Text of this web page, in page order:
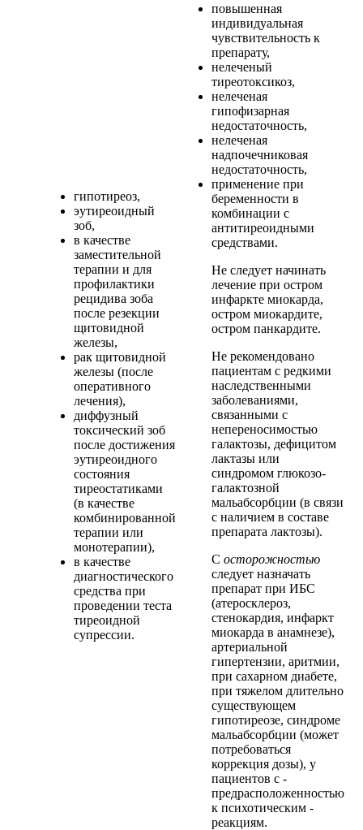
гипотиреоз,
эутиреоидный
зоб,
в качестве
заместительной
терапии и для
профилактики
рецидива зоба
после резекции
щитовидной
железы,
рак щитовидной
железы (после
оперативного
лечения),
диффузный
токсический зоб
после достижения
эутиреоидного
состояния
тиреостатиками
(в качестве
комбинированной
терапии или
монотерапии),
в качестве
диагностического
средства при
проведении теста
тиреоидной
супрессии.
повышенная
индивидуальная
чувствительность к
препарату,
нелеченый
тиреотоксикоз,
нелеченая
гипофизарная
недостаточность,
нелеченая
надпочечниковая
недостаточность,
применение при
беременности в
комбинации с
антитиреоидными
средствами.
Не следует начинать
лечение при остром
инфаркте миокарда,
остром миокардите,
остром панкардите.
Не рекомендовано
пациентам с редкими
наследственными
заболеваниями,
связанными с
непереносимостью
галактозы, дефицитом
лактазы или
синдромом глюкозо-
галактозной
мальабсорбции (в связи
с наличием в составе
препарата лактозы).
С осторожностью
следует назначать
препарат при ИБС
(атеросклероз,
стенокардия, инфаркт
миокарда в анамнезе),
артериальной
гипертензии, аритмии,
при сахарном диабете,
при тяжелом длительно
существующем
гипотиреозе, синдроме
мальабсорбции (может
потребоваться
коррекция дозы), ­у
пациентов ­с ­
предрасположенностью
­к ­психотическим ­
реакциям.